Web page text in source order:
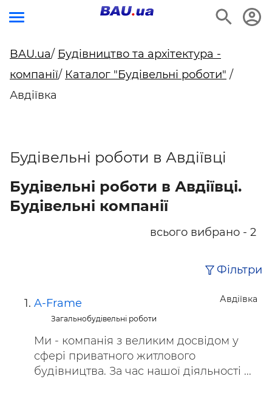
BAU.ua/ Будівництво та архітектура -
компанії/ Каталог "Будівельні роботи" /
Авдіївка
Будівельні роботи в Авдіївці
Будівельні роботи в Авдіївці.
Будівельні компанії
всього вибрано - 2
Фільтри
Авдіївка
A-Frame
Загальнобудівельні роботи
Ми - компанія з великим досвідом у
сфері приватного житлового
будівництва. За час нашої діяльності ...